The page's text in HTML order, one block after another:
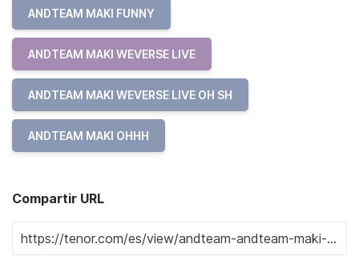
ANDTEAM MAKI FUNNY
ANDTEAM MAKI WEVERSE LIVE
ANDTEAM MAKI WEVERSE LIVE OH SH
ANDTEAM MAKI OHHH
Compartir URL